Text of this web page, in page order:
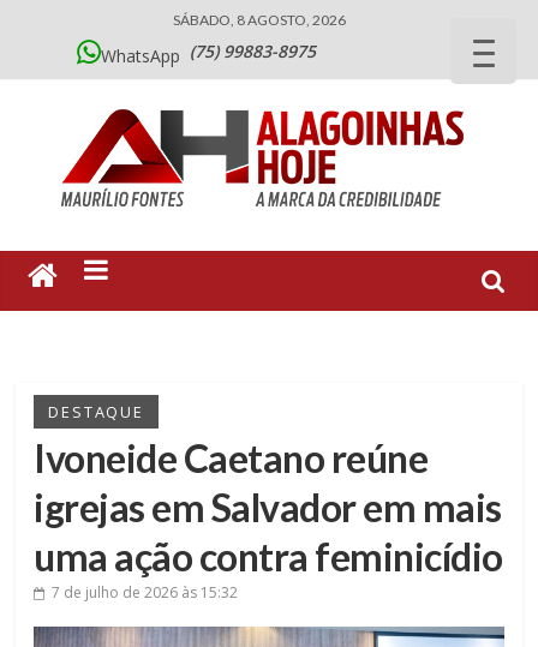
SÁBADO, 8 AGOSTO, 2026
WhatsApp (75) 99883-8975
DESTAQUE
Ivoneide Caetano reúne
igrejas em Salvador em mais
uma ação contra feminicídio
7 de julho de 2026 às 15:32